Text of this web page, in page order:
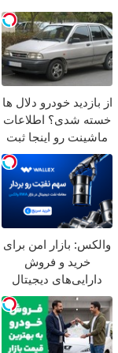
از بازدید خودرو دلال ها
خسته شدی؟ اطلاعات
ماشینت رو اینجا ثبت
کن
والکس: بازار امن برای
خرید و فروش
دارایی‌های دیجیتال